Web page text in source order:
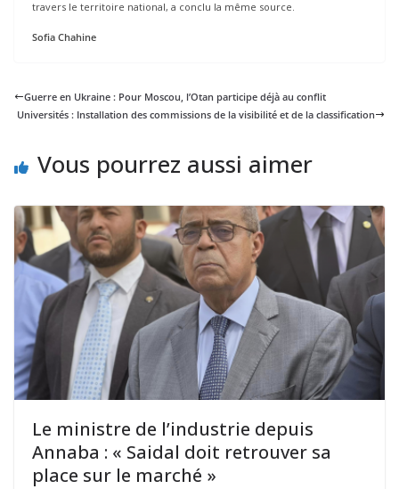
travers le territoire national, a conclu la même source.
Sofia Chahine
Guerre en Ukraine : Pour Moscou, l’Otan participe déjà au conflit
Universités : Installation des commissions de la visibilité et de la classification
Vous pourrez aussi aimer
Le ministre de l’industrie depuis
Annaba : « Saidal doit retrouver sa
place sur le marché »